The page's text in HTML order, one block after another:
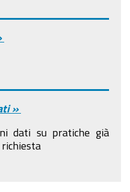
»
dati su pratiche già